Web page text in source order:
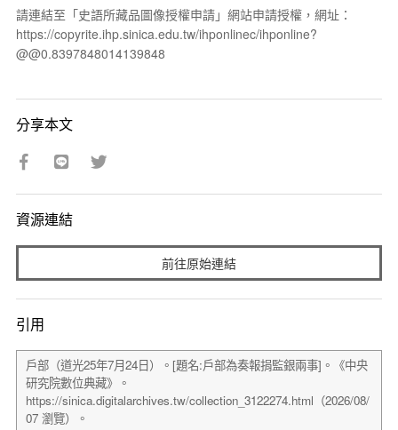
請連結至「史語所藏品圖像授權申請」網站申請授權，網址：
https://copyrite.ihp.sinica.edu.tw/ihponlinec/ihponline?
@@0.8397848014139848
分享本文
資源連結
前往原始連結
引用